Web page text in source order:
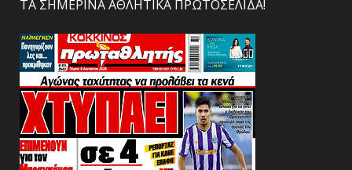
ΤΑ ΣΗΜΕΡΙΝΑ ΑΘΛΗΤΙΚΑ ΠΡΩΤΟΣΕΛΙΔΑ!